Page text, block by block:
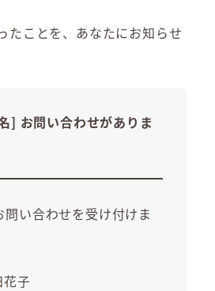
たことを、あなたにお知らせ
] お問い合わせがありま
い合わせを受け付けま
子